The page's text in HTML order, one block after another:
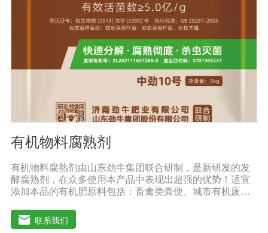
姜、大蒜、西瓜、甜瓜、冬瓜、辣椒、番茄、苦瓜、南
瓜、地瓜、西葫芦、麻山药等
有机物料腐熟剂
有机物料腐熟剂由山东劲牛集团联合研制，是新研发的发
酵腐熟剂，在众多使用本产品中表现出超强的优势！适宜
添加本品的有机肥原料包括：畜禽类粪便、城市有机废弃
工废弃料（蔗糖泥、果渣、茶渣、蘑菇渣、酒糟、中草药
残渣、糠醛渣、农作物秸杆等）。【功效特点】1、本产品
联系我们